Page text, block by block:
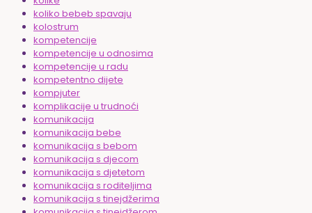
koliko bebeb spavaju
kolostrum
kompetencije
kompetencije u odnosima
kompetencije u radu
kompetentno dijete
kompjuter
komplikacije u trudnoći
komunikacija
komunikacija bebe
komunikacija s bebom
komunikacija s djecom
komunikacija s djetetom
komunikacija s roditeljima
komunikacija s tinejdžerima